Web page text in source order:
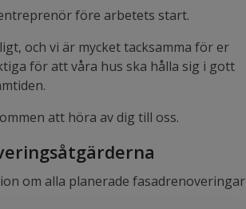
före arbetets start.
och vi är mycket tacksamma för er
för att våra hus ska hålla sig i gott
att höra av dig till oss.
om alla planerade fasadrenoveringar